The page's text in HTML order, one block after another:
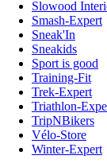
Slowood
Smash-Expert
Sneak'In
Sneakids
Sport is good
Training-Fit
Trek-Expert
Triathlon-
TripNBikers
Vélo-Store
Winter-Expert